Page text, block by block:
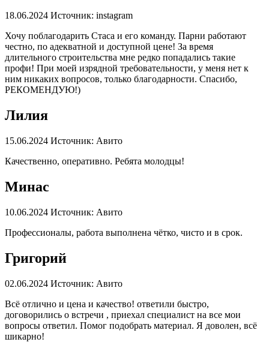
18.06.2024 Источник: instagram
Хочу поблагодарить Стаса и его команду. Парни работают
честно, по адекватной и доступной цене! За время
длительного строительства мне редко попадались такие
профи! При моей изрядной требовательности, у меня нет к
ним никаких вопросов, только благодарности. Спасибо,
РЕКОМЕНДУЮ!)
Лилия
15.06.2024 Источник: Авито
Качественно, оперативно. Ребята молодцы!
Минас
10.06.2024 Источник: Авито
Профессионалы, работа выполнена чётко, чисто и в срок.
Григорий
02.06.2024 Источник: Авито
Всë отлично и цена и качество! ответили быстро,
договорились о встречи , приехал специалист на все мои
вопросы ответил. Помог подобрать материал. Я доволен, всë
шикарно!